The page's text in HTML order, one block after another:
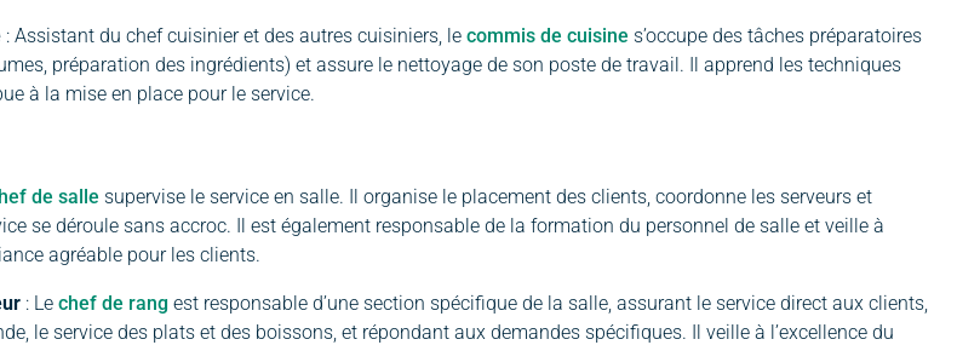
: Assistant du chef cuisinier et des autres cuisiniers, le commis de cuisine s’occupe des tâches préparatoires
préparation des ingrédients) et assure le nettoyage de son poste de travail. Il apprend les techniques
à la mise en place pour le service.
de salle supervise le service en salle. Il organise le placement des clients, coordonne les serveurs et
se déroule sans accroc. Il est également responsable de la formation du personnel de salle et veille à
agréable pour les clients.
: Le chef de rang est responsable d’une section spécifique de la salle, assurant le service direct aux clients,
le service des plats et des boissons, et répondant aux demandes spécifiques. Il veille à l’excellence du